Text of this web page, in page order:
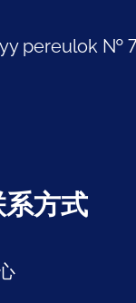
pereulok №
方式